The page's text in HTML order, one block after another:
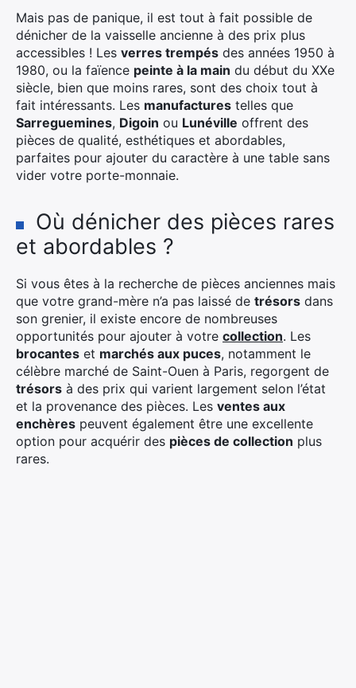
Mais pas de panique, il est tout à fait possible de
dénicher de la vaisselle ancienne à des prix plus
accessibles ! Les verres trempés des années 1950 à
1980, ou la faïence peinte à la main du début du XXe
siècle, bien que moins rares, sont des choix tout à
fait intéressants. Les manufactures telles que
Sarreguemines, Digoin ou Lunéville offrent des
pièces de qualité, esthétiques et abordables,
parfaites pour ajouter du caractère à une table sans
vider votre porte-monnaie.
Où dénicher des pièces rares
et abordables ?
Si vous êtes à la recherche de pièces anciennes mais
que votre grand-mère n’a pas laissé de trésors dans
son grenier, il existe encore de nombreuses
opportunités pour ajouter à votre collection. Les
brocantes et marchés aux puces, notamment le
célèbre marché de Saint-Ouen à Paris, regorgent de
trésors à des prix qui varient largement selon l’état
et la provenance des pièces. Les ventes aux
enchères peuvent également être une excellente
option pour acquérir des pièces de collection plus
rares.